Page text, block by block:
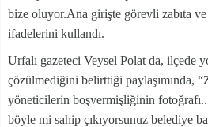
bize oluyor.Ana girişte görevli zabıta
ifadelerini kullandı.
Urfalı gazeteci Veysel Polat da, ilçede
çözülmediğini belirttiği paylaşımında,
yöneticilerin boşvermişliğinin
böyle mi sahip çıkıyorsunuz belediye